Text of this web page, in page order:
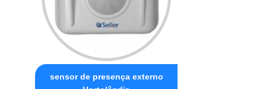
sensor de presença externo